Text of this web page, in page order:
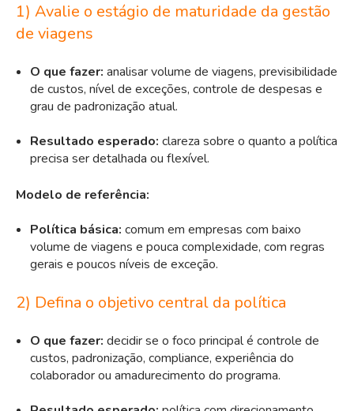
1) Avalie o estágio de maturidade da gestão
de viagens
O que fazer: analisar volume de viagens, previsibilidade
de custos, nível de exceções, controle de despesas e
grau de padronização atual.
Resultado esperado: clareza sobre o quanto a política
precisa ser detalhada ou flexível.
Modelo de referência:
Política básica: comum em empresas com baixo
volume de viagens e pouca complexidade, com regras
gerais e poucos níveis de exceção.
2) Defina o objetivo central da política
O que fazer: decidir se o foco principal é controle de
custos, padronização, compliance, experiência do
colaborador ou amadurecimento do programa.